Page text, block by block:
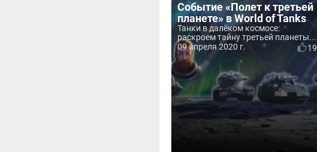
Событие «Полет к третьей
планете» в World of Tanks
Танки в далёком космосе:
раскроем тайну третьей планеты...
09 апреля 2020 г.
19